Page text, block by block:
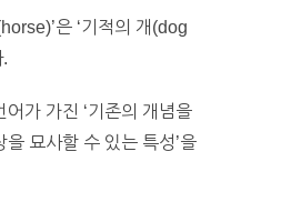
은 ‘기적의 개(dog
어가 가진 ‘기존의 개념을
을 묘사할 수 있는 특성’을